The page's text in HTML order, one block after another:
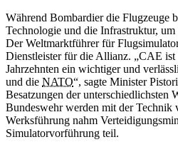
Während Bombardier die Flugzeuge
Technologie und die Infrastruktur,
Der Weltmarktführer für
Dienstleister für die Allianz. „CAE ist
Jahrzehnten ein wichtiger und
und die NATO“, sagte Minister
Besatzungen der unterschiedlichsten
Bundeswehr werden mit der
Werksführung nahm
Simulatorvorführung teil.